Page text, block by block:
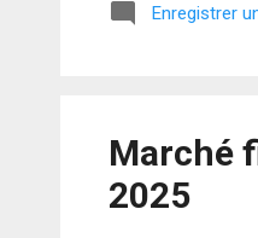
Enregistrer
Marché
2025